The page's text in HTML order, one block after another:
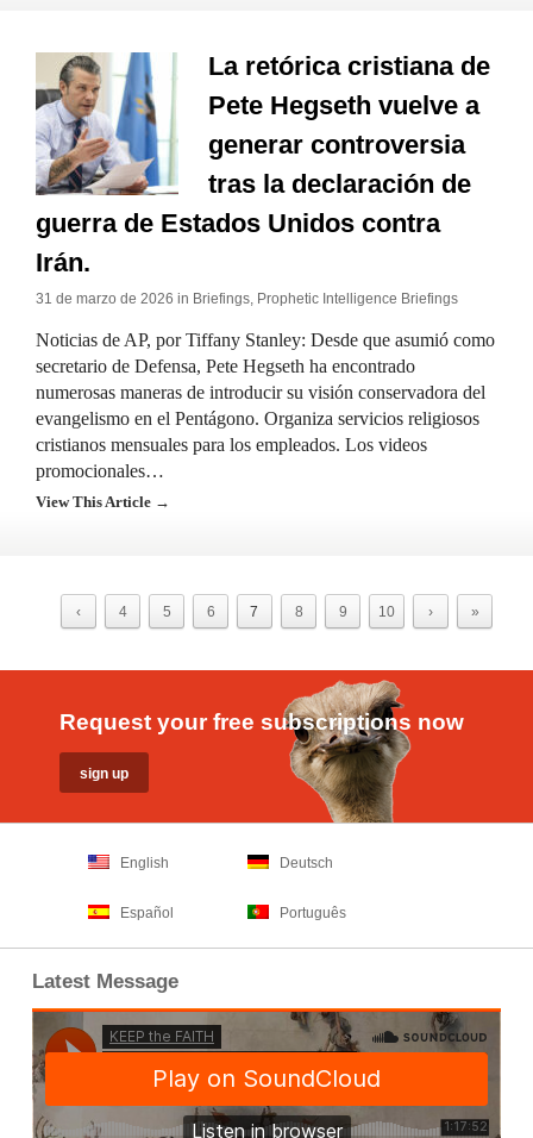
La retórica cristiana de
Pete Hegseth vuelve a
generar controversia
tras la declaración de
guerra de Estados Unidos contra
Irán.
31 de marzo de 2026 in Briefings, Prophetic Intelligence Briefings
Noticias de AP, por Tiffany Stanley: Desde que asumió como
secretario de Defensa, Pete Hegseth ha encontrado
numerosas maneras de introducir su visión conservadora del
evangelismo en el Pentágono. Organiza servicios religiosos
cristianos mensuales para los empleados. Los videos
promocionales…
View This Article →
‹ 4 5 6 7 8 9 10 › »
Request your free subscriptions now
English Deutsch
Español Português
Latest Message